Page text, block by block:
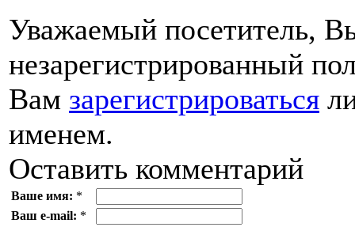
Уважаемый посетитель,
незарегистрированный
Вам зарегистрироваться
именем.
Оставить комментарий
Ваше имя: *
Ваш e-mail: *